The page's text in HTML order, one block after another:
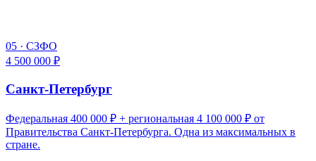
05 · СЗФО
4 500 000 ₽
Санкт-Петербург
Федеральная 400 000 ₽ + региональная 4 100 000 ₽ от
Правительства Санкт-Петербурга. Одна из максимальных в
стране.